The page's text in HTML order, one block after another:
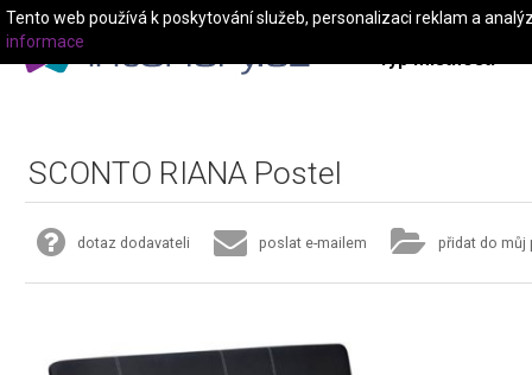
Typ místnosti
SCONTO RIANA Postel
dotaz dodavateli poslat e-mailem přidat do můj
Tento web používá k poskytování služeb, personalizaci reklam a
informace